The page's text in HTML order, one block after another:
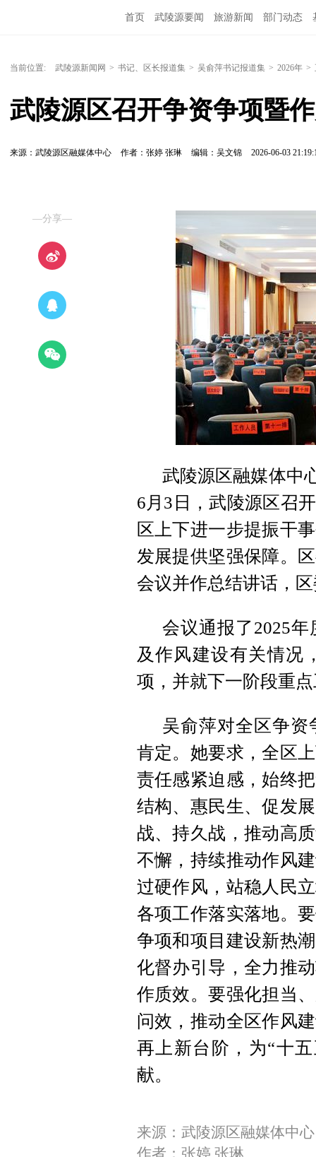
首页 武陵源要闻 旅游新闻 部门动态
当前位置: 武陵源新闻网 > 书记、区长报道集 > 吴俞萍书记报道集 > 2026年 >
武陵源区召开争资争项暨
来源：武陵源区融媒体中心 作者：张婷 张琳 编辑：吴文锦 2026-06-03
—分享—
武陵源区融媒体中
6月3日，武陵源区召
区上下进一步提振干
发展提供坚强保障。
会议并作总结讲话，
会议通报了2025
及作风建设有关情况
项，并就下一阶段重
吴俞萍对全区争
肯定。她要求，全区
责任感紧迫感，始终
结构、惠民生、促发
战、持久战，推动高
不懈，持续推动作风
过硬作风，站稳人民
各项工作落实落地。
争项和项目建设新热
化督办引导，全力推
作质效。要强化担当
问效，推动全区作风
再上新台阶，为“十
献。
来源：武陵源区融媒体中心
作者：张婷 张琳